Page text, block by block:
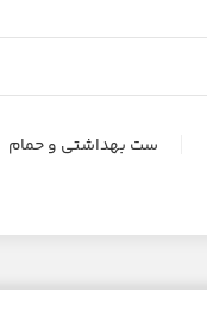
ست بهداشتی و حمام